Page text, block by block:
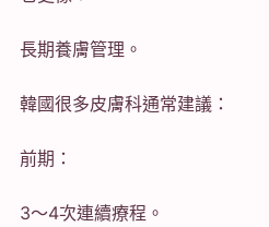
長期養膚管理。
韓國很多皮膚科通常建議：
前期：
3～4次連續療程。